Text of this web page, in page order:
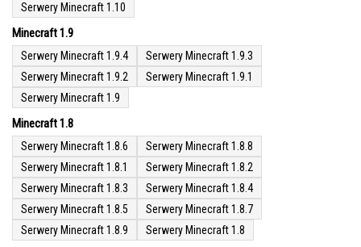
Serwery Minecraft 1.10
Minecraft 1.9
Serwery Minecraft 1.9.4
Serwery Minecraft 1.9.3
Serwery Minecraft 1.9.2
Serwery Minecraft 1.9.1
Serwery Minecraft 1.9
Minecraft 1.8
Serwery Minecraft 1.8.6
Serwery Minecraft 1.8.8
Serwery Minecraft 1.8.1
Serwery Minecraft 1.8.2
Serwery Minecraft 1.8.3
Serwery Minecraft 1.8.4
Serwery Minecraft 1.8.5
Serwery Minecraft 1.8.7
Serwery Minecraft 1.8.9
Serwery Minecraft 1.8